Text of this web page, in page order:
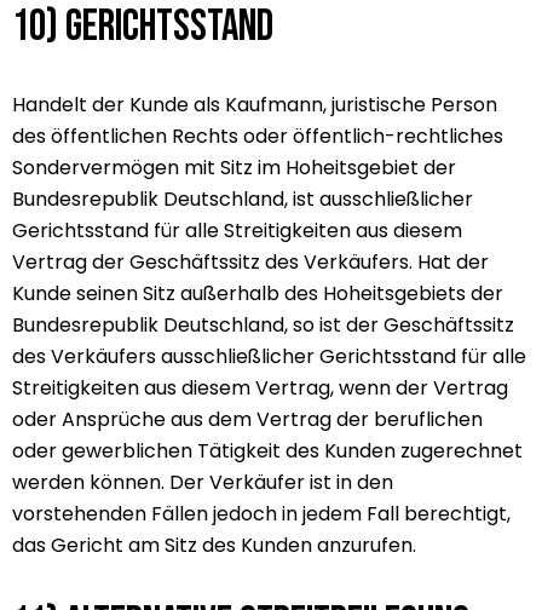
10) Gerichtsstand
Handelt der Kunde als Kaufmann, juristische Person
des öffentlichen Rechts oder öffentlich-rechtliches
Sondervermögen mit Sitz im Hoheitsgebiet der
Bundesrepublik Deutschland, ist ausschließlicher
Gerichtsstand für alle Streitigkeiten aus diesem
Vertrag der Geschäftssitz des Verkäufers. Hat der
Kunde seinen Sitz außerhalb des Hoheitsgebiets der
Bundesrepublik Deutschland, so ist der Geschäftssitz
des Verkäufers ausschließlicher Gerichtsstand für alle
Streitigkeiten aus diesem Vertrag, wenn der Vertrag
oder Ansprüche aus dem Vertrag der beruflichen
oder gewerblichen Tätigkeit des Kunden zugerechnet
werden können. Der Verkäufer ist in den
vorstehenden Fällen jedoch in jedem Fall berechtigt,
das Gericht am Sitz des Kunden anzurufen.